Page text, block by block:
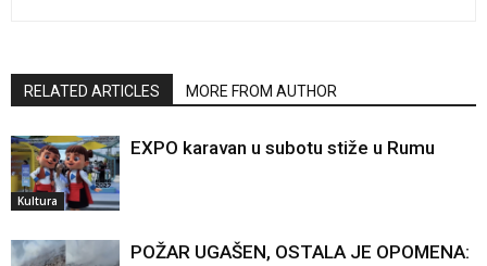
RELATED ARTICLES MORE FROM AUTHOR
Kultura
EXPO karavan u subotu stiže u Rumu
POŽAR UGAŠEN, OSTALA JE OPOMENA: